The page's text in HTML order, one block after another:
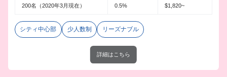
200名（2020年3月現在） 0.5% $1,820~
シティ中心部 少人数制 リーズナブル
詳細はこちら